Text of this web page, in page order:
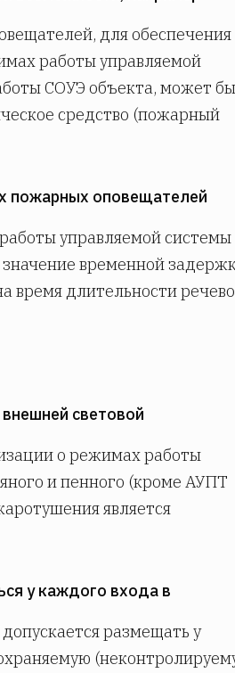
для обеспечения
работы управляемой
СОУЭ объекта, может
средство (пожарный
пожарных оповещателей
управляемой системы
временной
время длительности
световой
о режимах работы
и пенного (кроме АУПТ
является
у каждого входа в
размещать у